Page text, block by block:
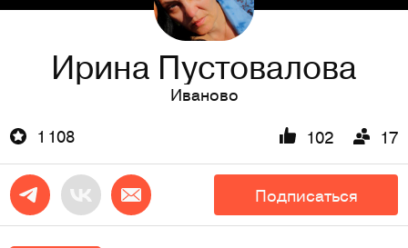
Ирина Пустовалова
Иваново
1 108
102 17
Подписаться